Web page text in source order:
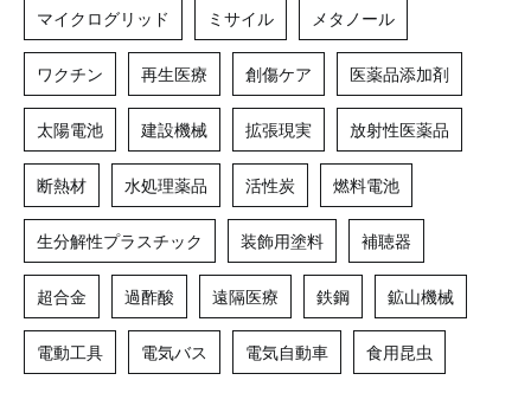
マイクログリッド ミサイル メタノール
ワクチン 再生医療 創傷ケア 医薬品添加剤
太陽電池 建設機械 拡張現実 放射性医薬品
断熱材 水処理薬品 活性炭 燃料電池
生分解性プラスチック 装飾用塗料 補聴器
超合金 過酢酸 遠隔医療 鉄鋼 鉱山機械
電動工具 電気バス 電気自動車 食用昆虫